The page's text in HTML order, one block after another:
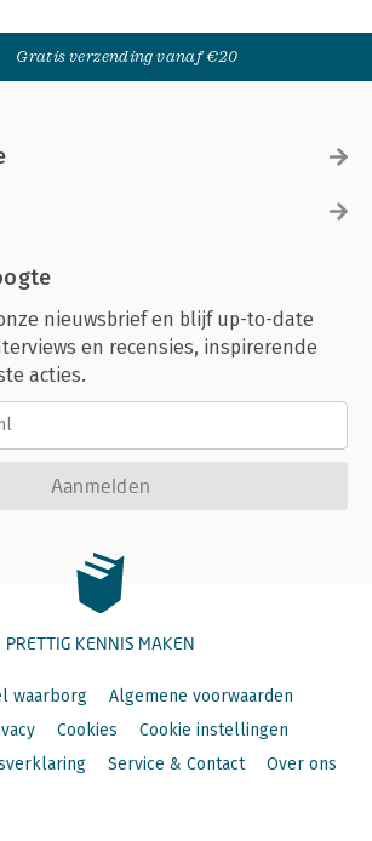
Gratis verzending vanaf €20
nieuwsbrief en blijf up-to-date
en recensies, inspirerende
acties.
Aanmelden
PRETTIG KENNIS MAKEN
waarborg
Algemene voorwaarden
Cookies
Cookie instellingen
Service & Contact Over ons